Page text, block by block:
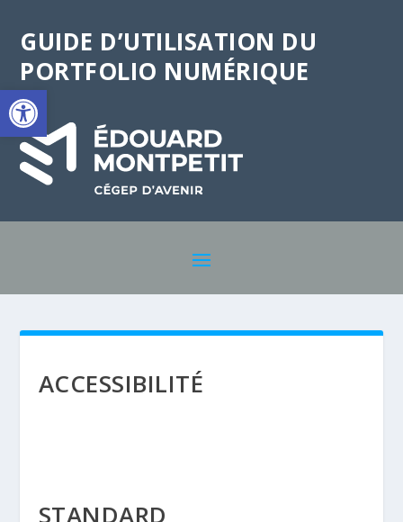
Ouvrir la barre d’outils
GUIDE D’UTILISATION DU
PORTFOLIO NUMÉRIQUE
ACCESSIBILITÉ
STANDARD